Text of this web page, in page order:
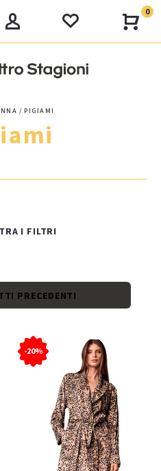
0
PIGIAMI
I FILTRI
PRECEDENTI
-20%